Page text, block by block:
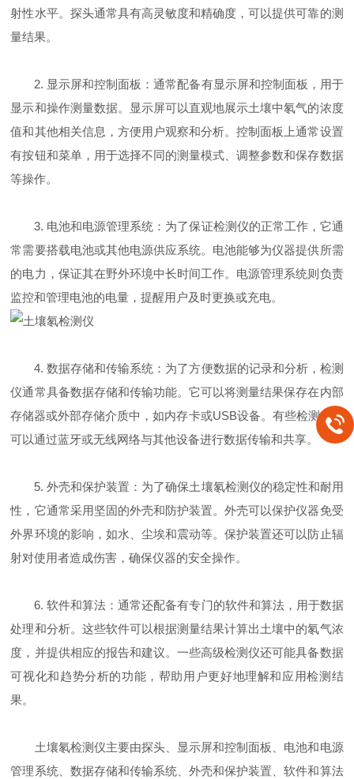
射性水平。探头通常具有高灵敏度和精确度，可以提供可靠的测
量结果。
2. 显示屏和控制面板：通常配备有显示屏和控制面板，用于
显示和操作测量数据。显示屏可以直观地展示土壤中氡气的浓度
值和其他相关信息，方便用户观察和分析。控制面板上通常设置
有按钮和菜单，用于选择不同的测量模式、调整参数和保存数据
等操作。
3. 电池和电源管理系统：为了保证检测仪的正常工作，它通
常需要搭载电池或其他电源供应系统。电池能够为仪器提供所需
的电力，保证其在野外环境中长时间工作。电源管理系统则负责
监控和管理电池的电量，提醒用户及时更换或充电。
4. 数据存储和传输系统：为了方便数据的记录和分析，检测
仪通常具备数据存储和传输功能。它可以将测量结果保存在内部
存储器或外部存储介质中，如内存卡或USB设备。有些检测仪还
可以通过蓝牙或无线网络与其他设备进行数据传输和共享。
5. 外壳和保护装置：为了确保土壤氡检测仪的稳定性和耐用
性，它通常采用坚固的外壳和防护装置。外壳可以保护仪器免受
外界环境的影响，如水、尘埃和震动等。保护装置还可以防止辐
射对使用者造成伤害，确保仪器的安全操作。
6. 软件和算法：通常还配备有专门的软件和算法，用于数据
处理和分析。这些软件可以根据测量结果计算出土壤中的氡气浓
度，并提供相应的报告和建议。一些高级检测仪还可能具备数据
可视化和趋势分析的功能，帮助用户更好地理解和应用检测结
果。
土壤氡检测仪主要由探头、显示屏和控制面板、电池和电源
管理系统、数据存储和传输系统、外壳和保护装置、软件和算法